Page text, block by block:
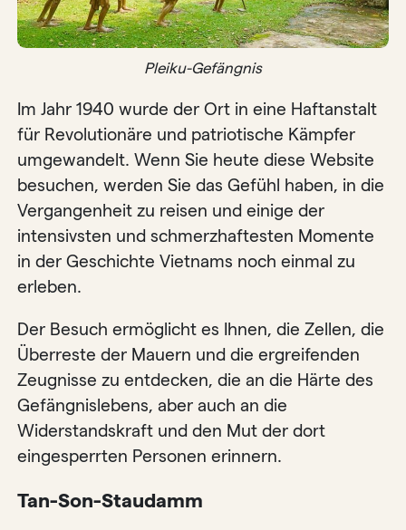
Pleiku-Gefängnis
Im Jahr 1940 wurde der Ort in eine Haftanstalt
für Revolutionäre und patriotische Kämpfer
umgewandelt. Wenn Sie heute diese Website
besuchen, werden Sie das Gefühl haben, in die
Vergangenheit zu reisen und einige der
intensivsten und schmerzhaftesten Momente
in der Geschichte Vietnams noch einmal zu
erleben.
Der Besuch ermöglicht es Ihnen, die Zellen, die
Überreste der Mauern und die ergreifenden
Zeugnisse zu entdecken, die an die Härte des
Gefängnislebens, aber auch an die
Widerstandskraft und den Mut der dort
eingesperrten Personen erinnern.
Tan-Son-Staudamm